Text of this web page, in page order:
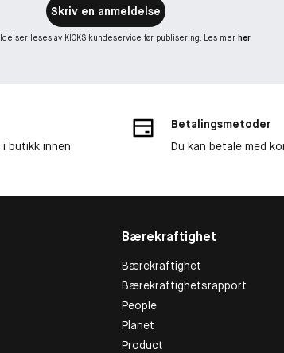
Skriv en anmeldelse
leses av KICKS kundeservice før publisering. Les mer her
butikk innen
Betalingsmetoder
Du kan betale med
Bærekraftighet
Bærekraftighet
Bærekraftighetsrapport
People
Planet
Product